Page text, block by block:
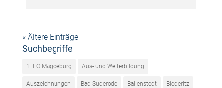
« Ältere Einträge
Suchbegriffe
1. FC Magdeburg Aus- und Weiterbildung
Auszeichnungen Bad Suderode Ballenstedt Biederitz